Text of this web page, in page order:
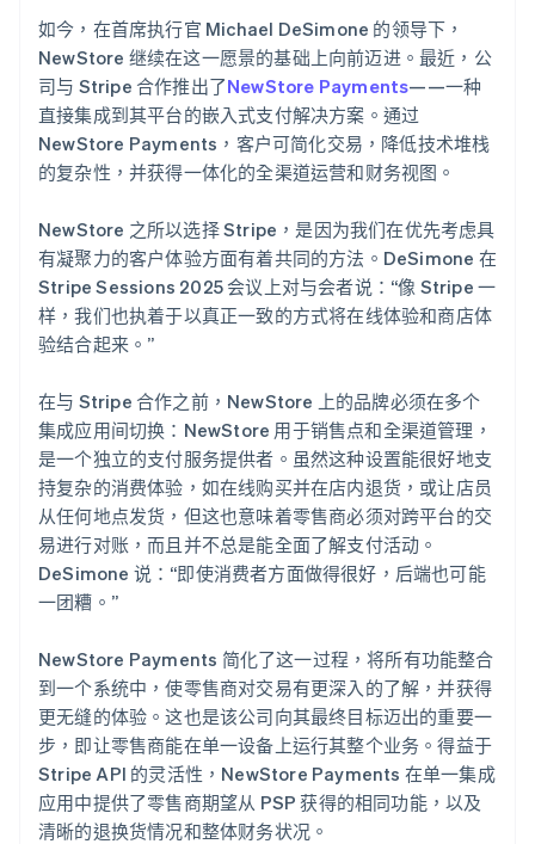
如今，在首席执行官 Michael DeSimone 的领导下，
NewStore 继续在这一愿景的基础上向前迈进。最近，公
司与 Stripe 合作推出了NewStore Payments——一种
直接集成到其平台的嵌入式支付解决方案。通过
NewStore Payments，客户可简化交易，降低技术堆栈
的复杂性，并获得一体化的全渠道运营和财务视图。
NewStore 之所以选择 Stripe，是因为我们在优先考虑具
有凝聚力的客户体验方面有着共同的方法。DeSimone 在
Stripe Sessions 2025 会议上对与会者说：“像 Stripe 一
样，我们也执着于以真正一致的方式将在线体验和商店体
验结合起来。”
在与 Stripe 合作之前，NewStore 上的品牌必须在多个
集成应用间切换：NewStore 用于销售点和全渠道管理，
是一个独立的支付服务提供者。虽然这种设置能很好地支
持复杂的消费体验，如在线购买并在店内退货，或让店员
从任何地点发货，但这也意味着零售商必须对跨平台的交
易进行对账，而且并不总是能全面了解支付活动。
DeSimone 说：“即使消费者方面做得很好，后端也可能
一团糟。”
NewStore Payments 简化了这一过程，将所有功能整合
到一个系统中，使零售商对交易有更深入的了解，并获得
更无缝的体验。这也是该公司向其最终目标迈出的重要一
步，即让零售商能在单一设备上运行其整个业务。得益于
Stripe API 的灵活性，NewStore Payments 在单一集成
应用中提供了零售商期望从 PSP 获得的相同功能，以及
清晰的退换货情况和整体财务状况。